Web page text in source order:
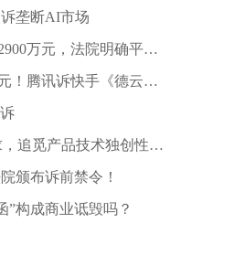
垄断AI市场
万元，法院明确平台
！腾讯诉快手《德云斗
追觅产品技术独创性获
颁布诉前禁令！
”构成商业诋毁吗？